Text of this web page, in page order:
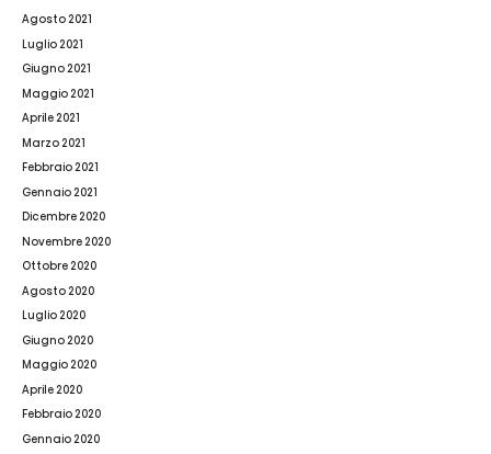
Agosto 2021
Luglio 2021
Giugno 2021
Maggio 2021
Aprile 2021
Marzo 2021
Febbraio 2021
Gennaio 2021
Dicembre 2020
Novembre 2020
Ottobre 2020
Agosto 2020
Luglio 2020
Giugno 2020
Maggio 2020
Aprile 2020
Febbraio 2020
Gennaio 2020